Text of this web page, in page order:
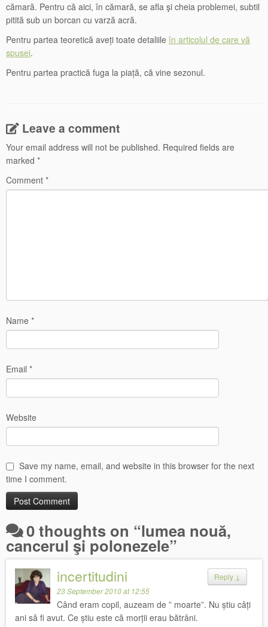
cămară. Pentru că aici, în cămară, se afla şi cheia problemei, subtil
pitită sub un borcan cu varză acră.
Pentru partea teoretică aveți toate detaliile în articolul de care vă
spusei.
Pentru partea practică fuga la piață, că vine sezonul.
Leave a comment
Your email address will not be published. Required fields are
marked *
Comment *
Name *
Email *
Website
Save my name, email, and website in this browser for the next
time I comment.
0 thoughts on “lumea nouă,
cancerul şi polonezele”
Reply ↓
incertitudini
23 September 2010 at 12:55
Când eram copil, auzeam de ” moarte”. Nu știu câți
ani să fi avut. Ce știu este că morții erau bătrâni.